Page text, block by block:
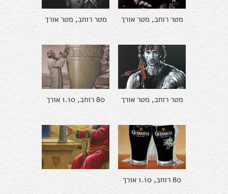
מטר רוחב, מטר אורך מטר רוחב, מטר אורך
מטר רוחב, מטר אורך 80 רוחב, 1.10 אורך
80 רוחב, 1.10 אורך